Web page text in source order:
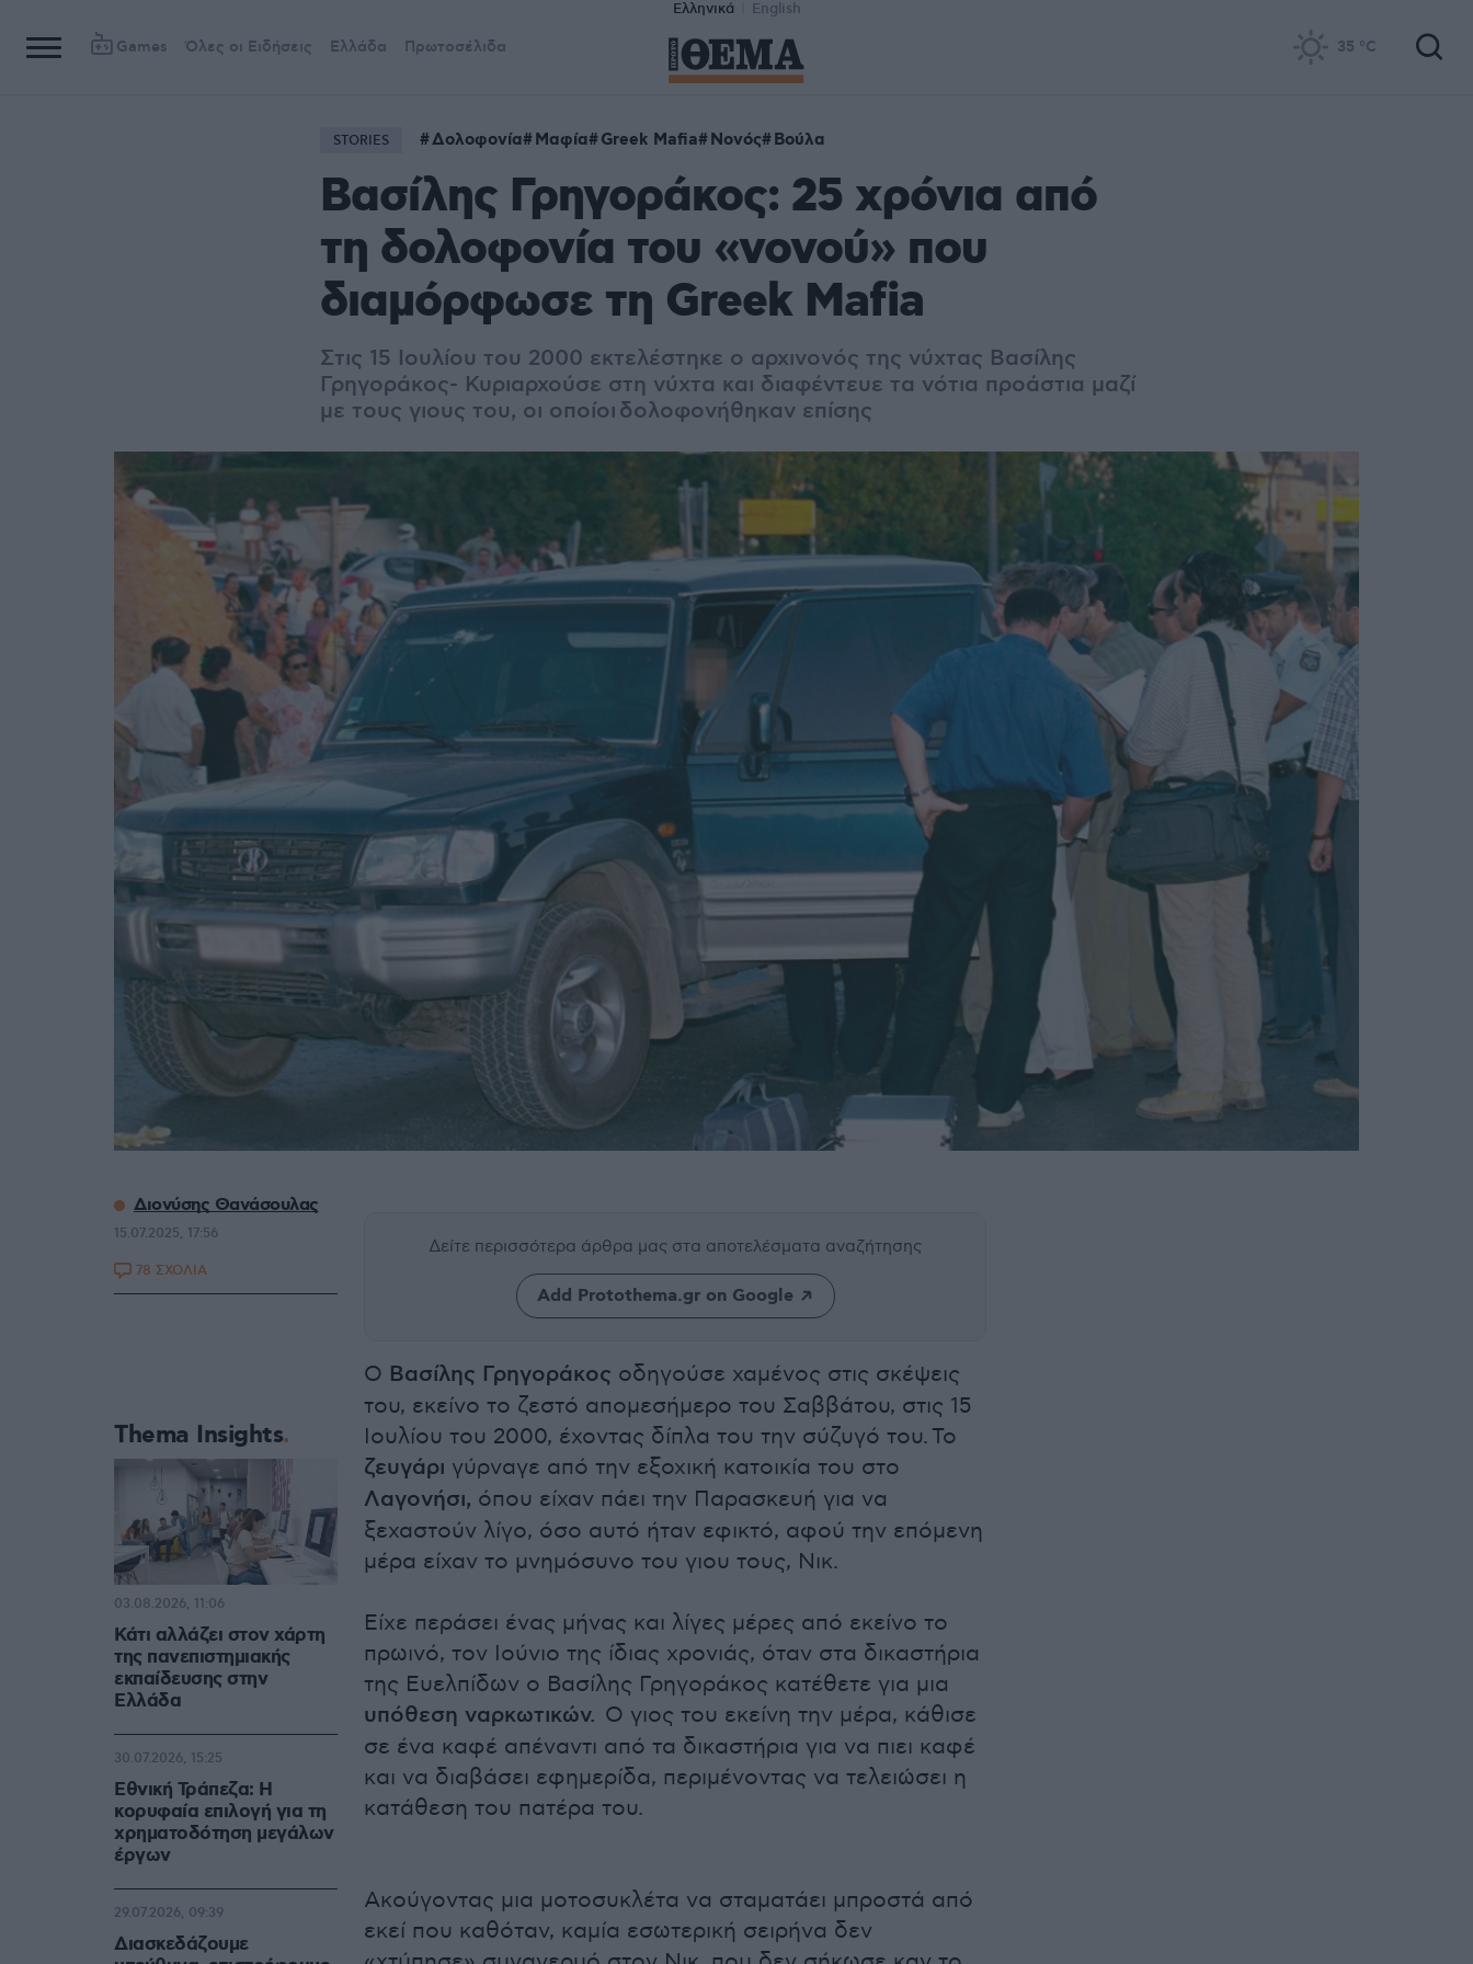
Ελληνικά English
Games Όλες οι Ειδήσεις Ελλάδα Πρωτοσέλιδα 35 °C
STORIES Δολοφονία Μαφία Greek Mafia Νονός Βούλα
Βασίλης Γρηγοράκος: 25 χρόνια από
τη δολοφονία του «νονού» που
διαμόρφωσε τη Greek Mafia
Στις 15 Ιουλίου του 2000 εκτελέστηκε ο αρχινονός της νύχτας Βασίλης
Γρηγοράκος- Κυριαρχούσε στη νύχτα και διαφέντευε τα νότια προάστια μαζί
με τους γιους του, οι οποίοι δολοφονήθηκαν επίσης
Δείτε περισσότερα άρθρα μας στα αποτελέσματα αναζήτησης
Add Protothema.gr on Google
Ο Βασίλης Γρηγοράκος οδηγούσε χαμένος στις σκέψεις
του, εκείνο το ζεστό απομεσήμερο του Σαββάτου, στις 15
Ιουλίου του 2000, έχοντας δίπλα του την σύζυγό του. Το
ζευγάρι γύρναγε από την εξοχική κατοικία του στο
Λαγονήσι, όπου είχαν πάει την Παρασκευή για να
ξεχαστούν λίγο, όσο αυτό ήταν εφικτό, αφού την επόμενη
μέρα είχαν το μνημόσυνο του γιου τους, Νικ.
Είχε περάσει ένας μήνας και λίγες μέρες από εκείνο το
πρωινό, τον Ιούνιο της ίδιας χρονιάς, όταν στα δικαστήρια
της Ευελπίδων ο Βασίλης Γρηγοράκος κατέθετε για μια
υπόθεση ναρκωτικών. Ο γιος του εκείνη την μέρα, κάθισε
σε ένα καφέ απέναντι από τα δικαστήρια για να πιει καφέ
και να διαβάσει εφημερίδα, περιμένοντας να τελειώσει η
κατάθεση του πατέρα του.
Ακούγοντας μια μοτοσυκλέτα να σταματάει μπροστά από
εκεί που καθόταν, καμία εσωτερική σειρήνα δεν
Διονύσης Θανάσουλας
15.07.2025, 17:56
78 ΣΧΟΛΙΑ
Thema Insights
Κάτι αλλάζει στον χάρτη
της πανεπιστημιακής
εκπαίδευσης στην
Ελλάδα
03.08.2026, 11:06
Εθνική Τράπεζα: Η
κορυφαία επιλογή για τη
χρηματοδότηση μεγάλων
έργων
30.07.2026, 15:25
Διασκεδάζουμε
29.07.2026, 09:39